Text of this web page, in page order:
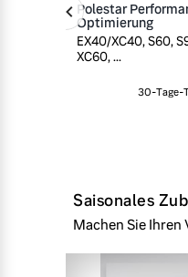
Polestar
Optimierung
EX40/XC40, S60,
XC60, ...
30-Tage-
Saisonales
Machen Sie Ihren